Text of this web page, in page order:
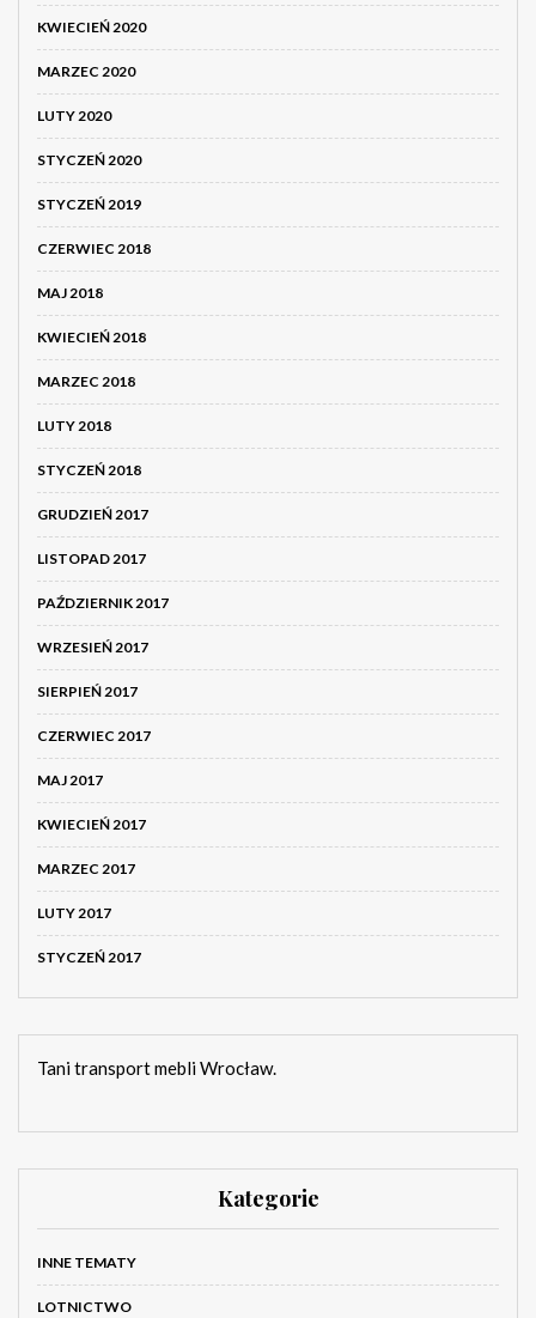
KWIECIEŃ 2020
MARZEC 2020
LUTY 2020
STYCZEŃ 2020
STYCZEŃ 2019
CZERWIEC 2018
MAJ 2018
KWIECIEŃ 2018
MARZEC 2018
LUTY 2018
STYCZEŃ 2018
GRUDZIEŃ 2017
LISTOPAD 2017
PAŹDZIERNIK 2017
WRZESIEŃ 2017
SIERPIEŃ 2017
CZERWIEC 2017
MAJ 2017
KWIECIEŃ 2017
MARZEC 2017
LUTY 2017
STYCZEŃ 2017
Tani transport mebli Wrocław.
Kategorie
INNE TEMATY
LOTNICTWO